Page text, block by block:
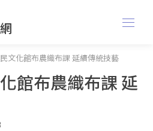
文化館布農織布課 延續傳統技藝
館布農織布課 延